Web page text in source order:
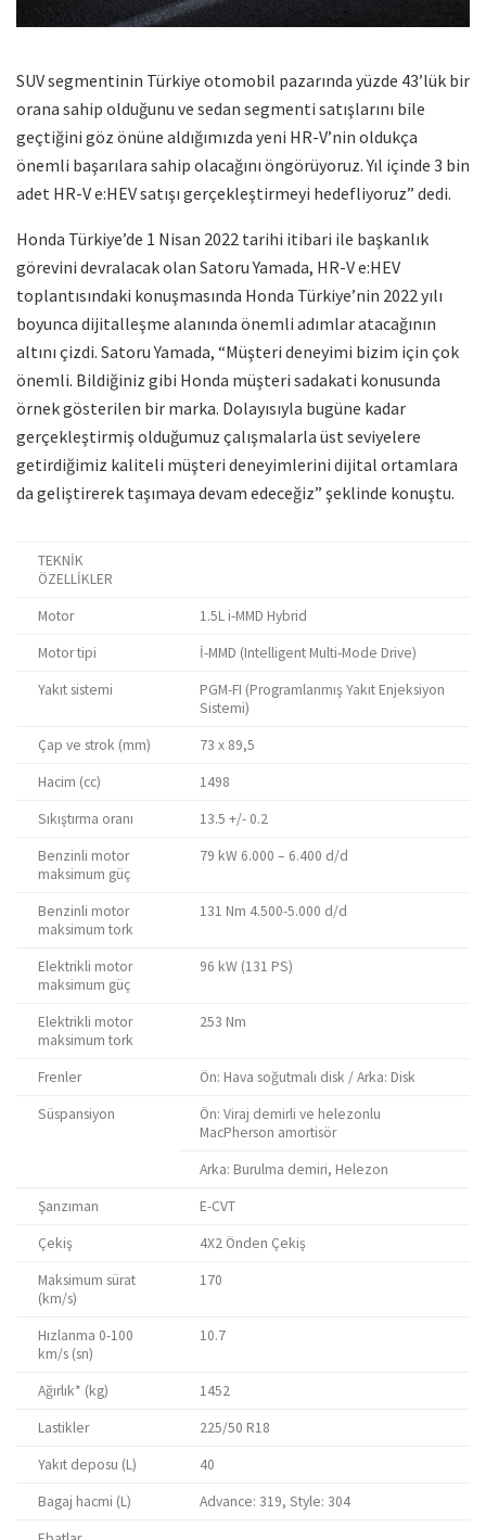
SUV segmentinin Türkiye otomobil pazarında yüzde 43’lük bir
orana sahip olduğunu ve sedan segmenti satışlarını bile
geçtiğini göz önüne aldığımızda yeni HR-V’nin oldukça
önemli başarılara sahip olacağını öngörüyoruz. Yıl içinde 3 bin
adet HR-V e:HEV satışı gerçekleştirmeyi hedefliyoruz” dedi.
Honda Türkiye’de 1 Nisan 2022 tarihi itibari ile başkanlık
görevini devralacak olan Satoru Yamada, HR-V e:HEV
toplantısındaki konuşmasında Honda Türkiye’nin 2022 yılı
boyunca dijitalleşme alanında önemli adımlar atacağının
altını çizdi. Satoru Yamada, “Müşteri deneyimi bizim için çok
önemli. Bildiğiniz gibi Honda müşteri sadakati konusunda
örnek gösterilen bir marka. Dolayısıyla bugüne kadar
gerçekleştirmiş olduğumuz çalışmalarla üst seviyelere
getirdiğimiz kaliteli müşteri deneyimlerini dijital ortamlara
da geliştirerek taşımaya devam edeceğiz” şeklinde konuştu.
TEKNİK
ÖZELLİKLER
Motor
1.5L i-MMD Hybrid
Motor tipi
İ-MMD (Intelligent Multi-Mode Drive)
Yakıt sistemi
PGM-FI (Programlanmış Yakıt Enjeksiyon
Sistemi)
Çap ve strok (mm)
73 x 89,5
Hacim (cc)
1498
Sıkıştırma oranı
13.5 +/- 0.2
Benzinli motor
maksimum güç
79 kW 6.000 – 6.400 d/d
Benzinli motor
maksimum tork
131 Nm 4.500-5.000 d/d
Elektrikli motor
maksimum güç
96 kW (131 PS)
Elektrikli motor
maksimum tork
253 Nm
Frenler
Ön: Hava soğutmalı disk / Arka: Disk
Süspansiyon
Ön: Viraj demirli ve helezonlu
MacPherson amortisör
Arka: Burulma demiri, Helezon
Şanzıman
E-CVT
Çekiş
4X2 Önden Çekiş
Maksimum sürat
(km/s)
170
Hızlanma 0-100
km/s (sn)
10.7
Ağırlık* (kg)
1452
Lastikler
225/50 R18
Yakıt deposu (L)
40
Bagaj hacmi (L)
Advance: 319, Style: 304